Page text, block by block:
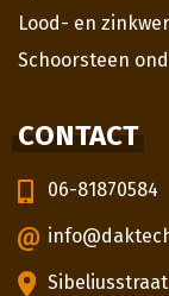
Lood- en
Schoorsteen
CONTACT
06-81870584
Sibeliusstraat